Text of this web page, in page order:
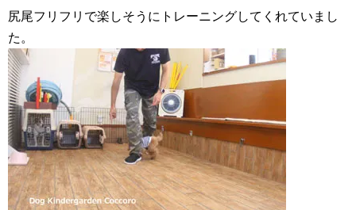
尻尾フリフリで楽しそうにトレーニングしてくれていまし
た。